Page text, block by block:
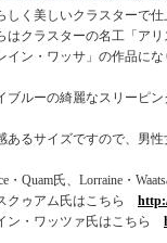
しく美しいクラスターで
はクラスターの名工「ア
イン・ワッサ」の作品に
ブルーの綺麗なスリーピ
あるサイズですので、男
・Quam氏、Lorraine・
クゥアム氏はこちら
ン・ワッツァ氏はこちら